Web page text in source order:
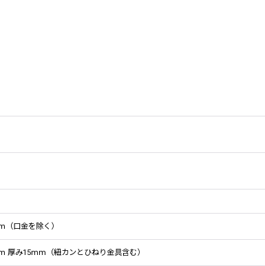
口金を除く）
厚み15mm（紐カンとひねり金具含む）